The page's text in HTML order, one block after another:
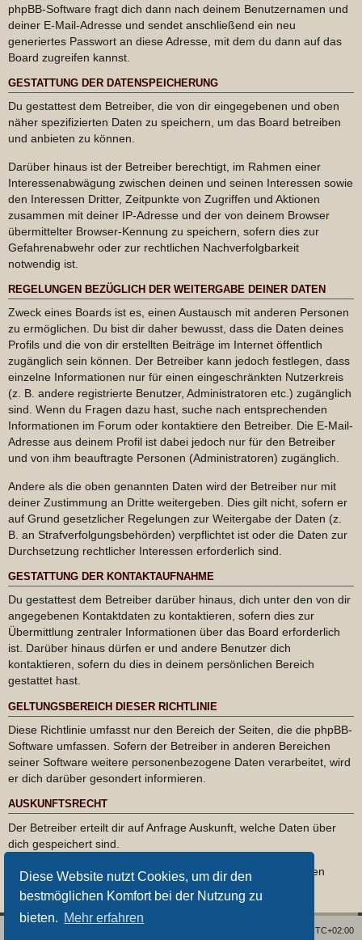
Diese Website nutzt Cookies, um dir den
bestmöglichen Komfort bei der Nutzung zu
bieten. Mehr erfahren
phpBB-Software fragt dich dann nach deinem Benutzernamen und
deiner E-Mail-Adresse und sendet anschließend ein neu
generiertes Passwort an diese Adresse, mit dem du dann auf das
Board zugreifen kannst.
GESTATTUNG DER DATENSPEICHERUNG
Du gestattest dem Betreiber, die von dir eingegebenen und oben
näher spezifizierten Daten zu speichern, um das Board betreiben
und anbieten zu können.
Darüber hinaus ist der Betreiber berechtigt, im Rahmen einer
Interessenabwägung zwischen deinen und seinen Interessen sowie
den Interessen Dritter, Zeitpunkte von Zugriffen und Aktionen
zusammen mit deiner IP-Adresse und der von deinem Browser
übermittelter Browser-Kennung zu speichern, sofern dies zur
Gefahrenabwehr oder zur rechtlichen Nachverfolgbarkeit
notwendig ist.
REGELUNGEN BEZÜGLICH DER WEITERGABE DEINER DATEN
Zweck eines Boards ist es, einen Austausch mit anderen Personen
zu ermöglichen. Du bist dir daher bewusst, dass die Daten deines
Profils und die von dir erstellten Beiträge im Internet öffentlich
zugänglich sein können. Der Betreiber kann jedoch festlegen, dass
einzelne Informationen nur für einen eingeschränkten Nutzerkreis
(z. B. andere registrierte Benutzer, Administratoren etc.) zugänglich
sind. Wenn du Fragen dazu hast, suche nach entsprechenden
Informationen im Forum oder kontaktiere den Betreiber. Die E-Mail-
Adresse aus deinem Profil ist dabei jedoch nur für den Betreiber
und von ihm beauftragte Personen (Administratoren) zugänglich.
Andere als die oben genannten Daten wird der Betreiber nur mit
deiner Zustimmung an Dritte weitergeben. Dies gilt nicht, sofern er
auf Grund gesetzlicher Regelungen zur Weitergabe der Daten (z.
B. an Strafverfolgungsbehörden) verpflichtet ist oder die Daten zur
Durchsetzung rechtlicher Interessen erforderlich sind.
GESTATTUNG DER KONTAKTAUFNAHME
Du gestattest dem Betreiber darüber hinaus, dich unter den von dir
angegebenen Kontaktdaten zu kontaktieren, sofern dies zur
Übermittlung zentraler Informationen über das Board erforderlich
ist. Darüber hinaus dürfen er und andere Benutzer dich
kontaktieren, sofern du dies in deinem persönlichen Bereich
gestattet hast.
GELTUNGSBEREICH DIESER RICHTLINIE
Diese Richtlinie umfasst nur den Bereich der Seiten, die die phpBB-
Software umfassen. Sofern der Betreiber in anderen Bereichen
seiner Software weitere personenbezogene Daten verarbeitet, wird
er dich darüber gesondert informieren.
AUSKUNFTSRECHT
Der Betreiber erteilt dir auf Anfrage Auskunft, welche Daten über
dich gespeichert sind.
Du kannst jederzeit die Löschung bzw. Sperrung deiner Daten
UTC+02:00